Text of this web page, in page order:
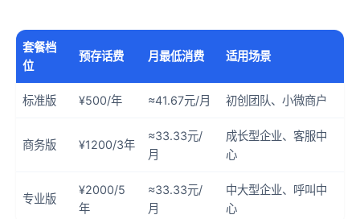
套餐档
位
预存话费 月最低消费 适用场景
标准版 ¥500/年 ≈41.67元/月 初创团队、小微商户
商务版 ¥1200/3年
≈33.33元/
月
成长型企业、客服中
心
专业版
¥2000/5
年
≈33.33元/
月
中大型企业、呼叫中
心